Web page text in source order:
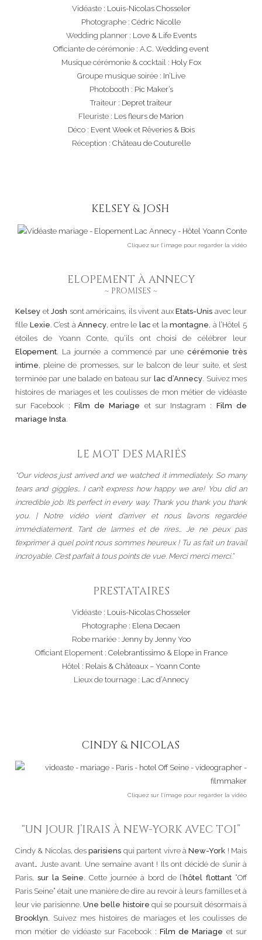
Vidéaste : Louis-Nicolas Chosseler
Photographe : Cédric Nicolle
Wedding planner : Love & Life Events
Officiante de cérémonie : A.C. Wedding event
Musique cérémonie & cocktail : Holy Fox
Groupe musique soirée : In’Live
Photobooth : Pic Maker’s
Traiteur : Depret traiteur
Fleuriste : Les fleurs de Marion
Déco : Event Weeket Rêveries & Bois
Réception : Château de Couturelle
KELSEY & JOSH
Cliquez sur l’image pour regarder la vidéo
ELOPEMENT À ANNECY
~ PROMISES ~
Kelsey et Josh sont américains, ils vivent aux Etats-Unis avec leur
fille Lexie. C’est àAnnecy, entre le lac et lamontagne, à l’Hôtel 5
étoiles de Yoann Conte, qu’ils ont choisi de célébrer leur
Elopement. La journée a commencé par unecérémonie très
intime, pleine de promesses, sur le balcon de leur suite, et s’est
terminée par une balade en bateau sur lac d’Annecy. Suivez mes
histoires de mariages et les coulisses de mon métier de vidéaste
sur Facebook : Film de Mariage et sur Instagram : Film de
mariage Insta.
LE MOT DES MARIÉS
“Our videos just arrived and we watched it immediately. So many
tears and giggles… I can’t express how happy we are! You did an
incredible job. It’s perfect in every way. Thank you thank you thank
you. | Notre vidéo vient d’arriver et nous l’avons regardée
immédiatement. Tant de larmes et de rires… Je ne peux pas
t’exprimer à quel point nous sommes heureux ! Tu as fait un travail
incroyable. C’est parfait à tous points de vue. Merci merci merci.”
PRESTATAIRES
Vidéaste : Louis-Nicolas Chosseler
Photographe : Elena Decaen
Robe mariée : Jenny by Jenny Yoo
Officiant Elopement : Celebrantissimo& Elope in France
Hôtel : Relais & Châteaux – Yoann Conte
Lieux de tournage : Lac d’Annecy
CINDY & NICOLAS
Cliquez sur l’image pour regarder la vidéo
“UN JOUR J’IRAIS À NEW-YORK AVEC TOI”
Cindy & Nicolas, desparisiens qui partent vivre àNew-York ! Mais
avant… Juste avant. Une semaine avant ! Ils ont décidé de s’unir à
Paris, sur la Seine. Cette journée à bord de l’ hôtel flottant “Off
Paris Seine” était une manière de dire au revoir à leurs familles et à
leur vie parisienne. Une belle histoire qui se poursuit désormais à
Brooklyn. Suivez mes histoires de mariages et les coulisses de
mon métier de vidéaste sur Facebook : Film de Mariage et sur